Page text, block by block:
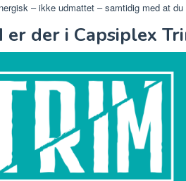
– ikke udmattet – samtidig med at
er der i Capsiplex